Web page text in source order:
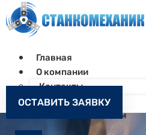
Главная
О компании
Контакты
Как заказать
Запчасти к станкам
ОСТАВИТЬ ЗАЯВКУ